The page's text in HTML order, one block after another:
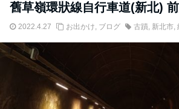
舊草嶺環狀線自行車道(新北)
2022.4.27 お出かけ, ブログ 古蹟, 新北市,